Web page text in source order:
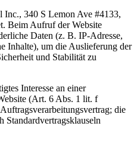
Inc., 340 S Lemon Ave #4133,
Beim Aufruf der Website
Daten (z. B. IP-Adresse,
Inhalte), um die Auslieferung der
und Stabilität zu
Interesse an einer
(Art. 6 Abs. 1 lit. f
die